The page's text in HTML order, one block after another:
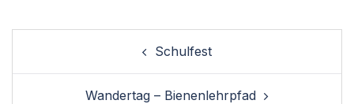
Schulfest
Wandertag – Bienenlehrpfad